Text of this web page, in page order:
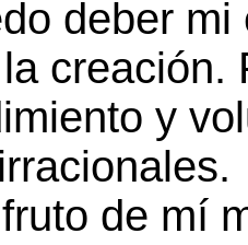
deber
creación.
y
de mí